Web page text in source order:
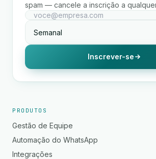
spam — cancele a inscrição a
Inscrever-se
PRODUTOS
Gestão de Equipe
Automação do WhatsApp
Integrações